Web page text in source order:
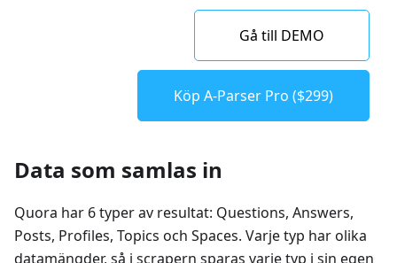
Gå till DEMO
Köp A-Parser Pro ($299)
Data som samlas in
Quora har 6 typer av resultat: Questions, Answers,
Posts, Profiles, Topics och Spaces. Varje typ har olika
datamängder, så i scrapern sparas varje typ i sin egen